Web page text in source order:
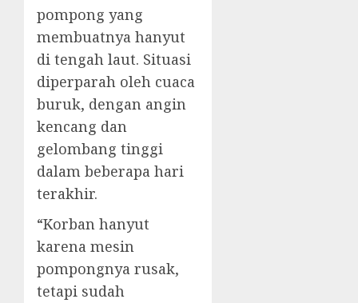
pompong yang
membuatnya hanyut
di tengah laut. Situasi
diperparah oleh cuaca
buruk, dengan angin
kencang dan
gelombang tinggi
dalam beberapa hari
terakhir.
“Korban hanyut
karena mesin
pompongnya rusak,
tetapi sudah